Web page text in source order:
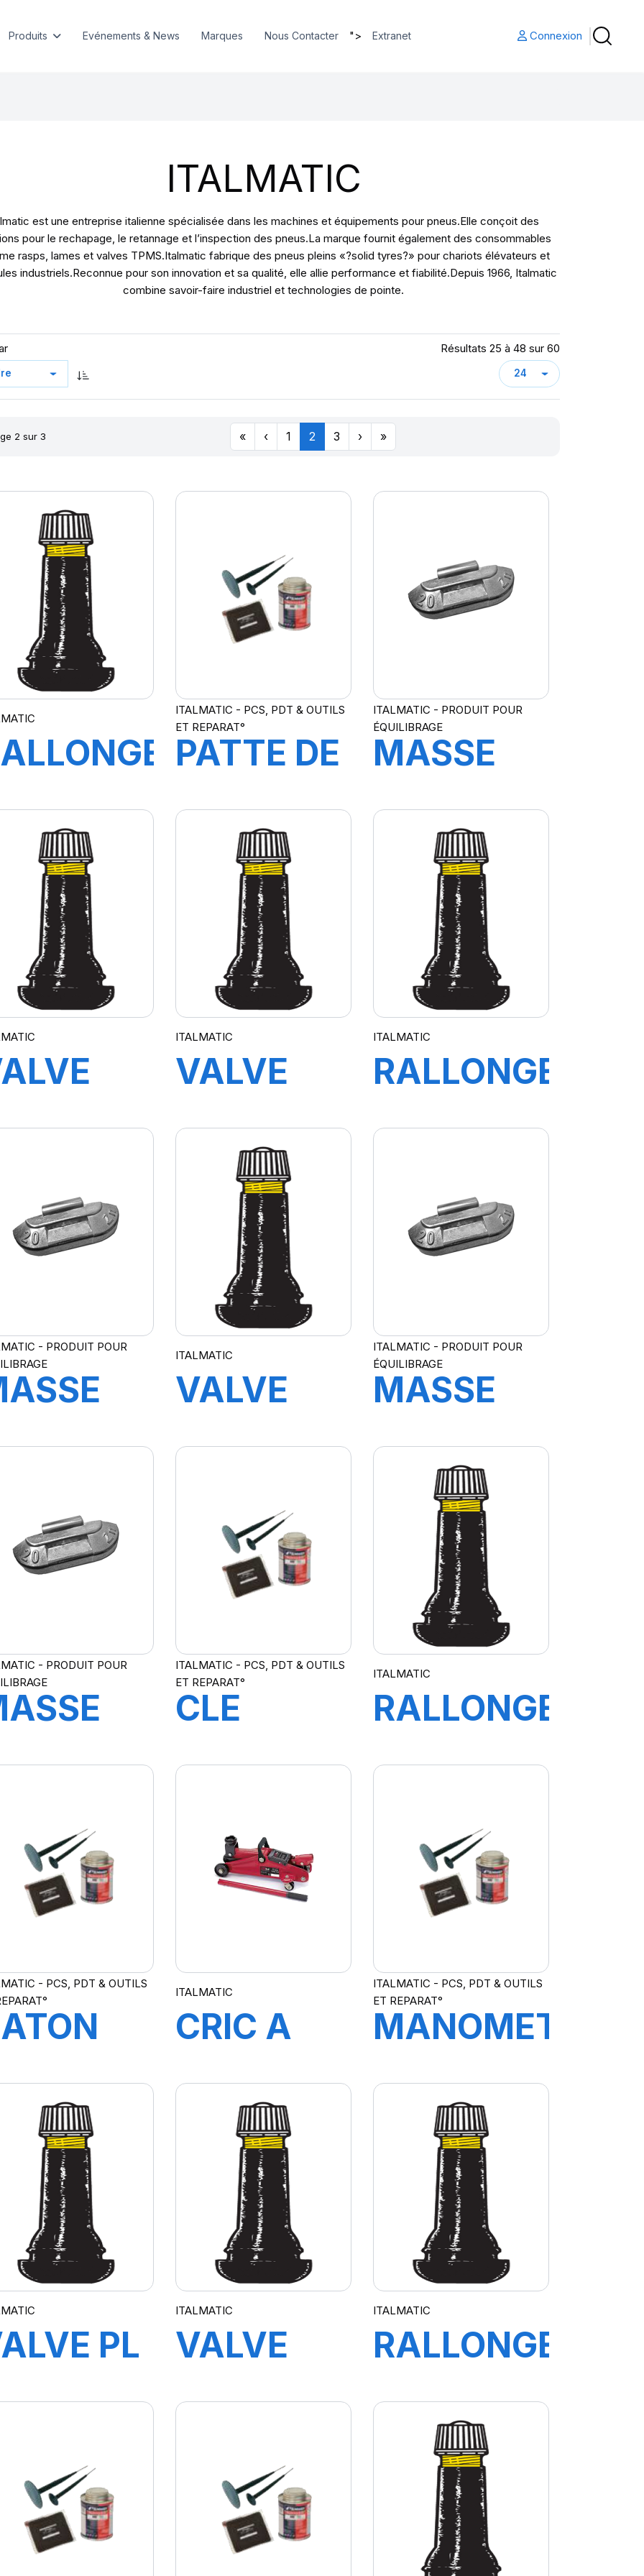
Produits Evénements & News Marques Nous Contacter "> Extranet Connexion
ITALMATIC
est une entreprise italienne spécialisée dans les machines et équipements pour pneus.Elle conçoit des
pour le rechapage, le retannage et l’inspection des pneus.La marque fournit également des consommables
rasps, lames et valves TPMS.Italmatic fabrique des pneus pleins «?solid tyres?» pour chariots élévateurs et
industriels.Reconnue pour son innovation et sa qualité, elle allie performance et fiabilité.Depuis 1966, Italmatic
combine savoir-faire industriel et technologies de pointe.
Résultats 25 à 48 sur 60
2 sur 3 « ‹ 1 2 3 › »
ITALMATIC - PCS, PDT & OUTILS
ET REPARAT°
PATTE DE
5KG
ITALMATIC - PRODUIT POUR
ÉQUILIBRAGE
MASSE
GR4X5+4X10
ITALMATIC
VALVE
ITALMATIC
RALLONGE
- PRODUIT POUR
ITALMATIC
VALVE
ITALMATIC - PRODUIT POUR
ÉQUILIBRAGE
MASSE
35 GR.
- PRODUIT POUR
ITALMATIC - PCS, PDT & OUTILS
ET REPARAT°
CLE
ITALMATIC
RALLONGE
- PCS, PDT & OUTILS
ITALMATIC
CRIC A
MGD50
Tonnes)
ITALMATIC - PCS, PDT & OUTILS
ET REPARAT°
MANOMETRE
CONTROLE
12BAR
PL
20-4
ITALMATIC
VALVE
ITALMATIC
RALLONGE